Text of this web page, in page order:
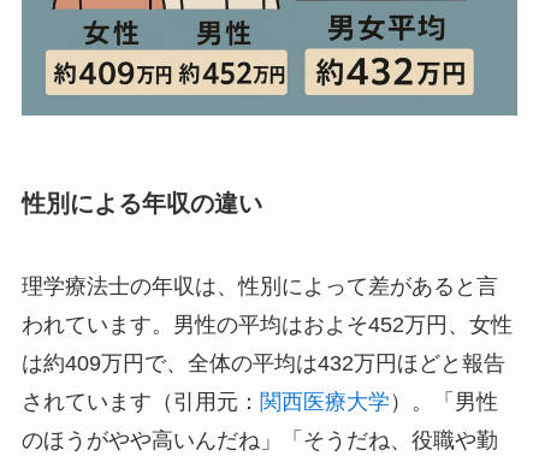
性別による年収の違い
理学療法士の年収は、性別によって差があると言
われています。男性の平均はおよそ452万円、女性
は約409万円で、全体の平均は432万円ほどと報告
されています（引用元： 関西医療大学 ）。「男性
のほうがやや高いんだね」「そうだね、役職や勤